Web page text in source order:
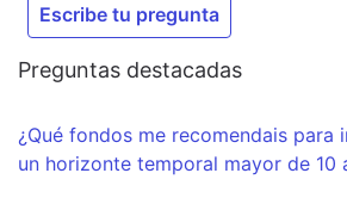
Escribe tu pregunta
Preguntas destacadas
¿Qué fondos me recomendais para
un horizonte temporal mayor de 10